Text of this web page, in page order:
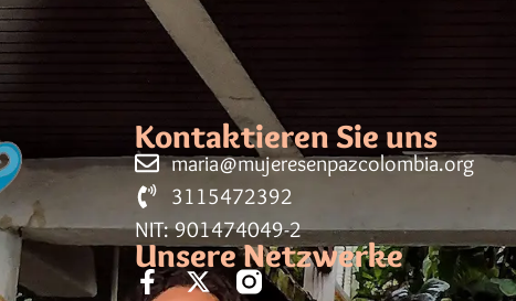
Kontaktieren Sie uns
maria@mujeresenpazcolombia.org
3115472392
NIT: 901474049-2
Unsere Netzwerke